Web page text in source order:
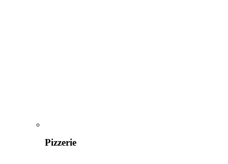
Pizzerie